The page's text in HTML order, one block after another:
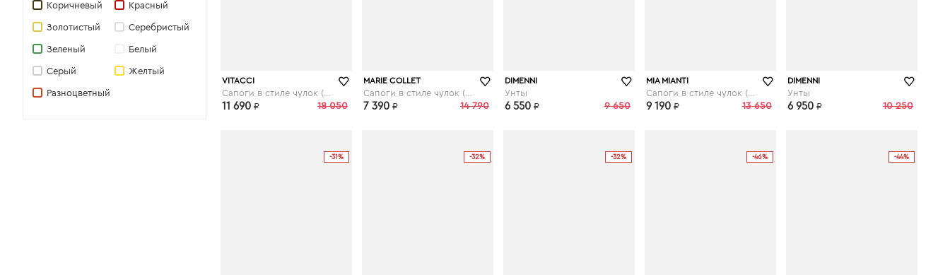
Ralf Ringer
Balex
Коричневый Красный
Золотистый Серебристый
Зеленый Белый
Серый Желтый
Разноцветный
VITACCI
18 050
11 690 ₽
kupivip.ru
MARIE COLLET
14 790
7 390 ₽
DIMENNI
Унты
9 650
6 550 ₽
MIA MIANTI
13 650
9 190 ₽
DIMENNI
Унты
10 250
6 950 ₽
-31% -32% -32% -46% -44%